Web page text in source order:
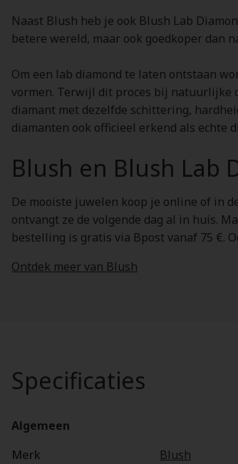
Naast Blush heb je ook Blush Lab
betere wereld, maar ook goedkoper dan
Om een lab diamond te laten ontstaan
vormen. Terwijl dit proces bij natuurlijke
diamant met dezelfde schittering,
diamanten ook officieel erkend als echte
Blush en Blush Lab
De mooiste juwelen koop je online of in
ontvangt ze de volgende dag al in huis.
bestelling is gratis via Bpost vanaf 75 €.
Ontdek meer van Blush
Specificaties
Algemeen
Merk
Blush